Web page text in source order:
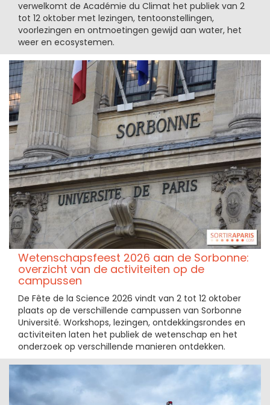
verwelkomt de Académie du Climat het publiek van 2
tot 12 oktober met lezingen, tentoonstellingen,
voorlezingen en ontmoetingen gewijd aan water, het
weer en ecosystemen.
Wetenschapsfeest 2026 aan de Sorbonne:
overzicht van de activiteiten op de
campussen
De Fête de la Science 2026 vindt van 2 tot 12 oktober
plaats op de verschillende campussen van Sorbonne
Université. Workshops, lezingen, ontdekkingsrondes en
activiteiten laten het publiek de wetenschap en het
onderzoek op verschillende manieren ontdekken.